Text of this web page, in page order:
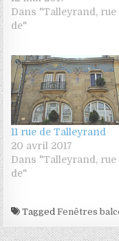
Dans "Talleyrand, rue
de"
11 rue de Talleyrand
20 avril 2017
Dans "Talleyrand, rue
de"
TaggedFenêtres